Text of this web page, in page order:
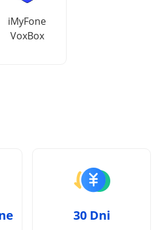
iMyFone
VoxBox
30 Dni